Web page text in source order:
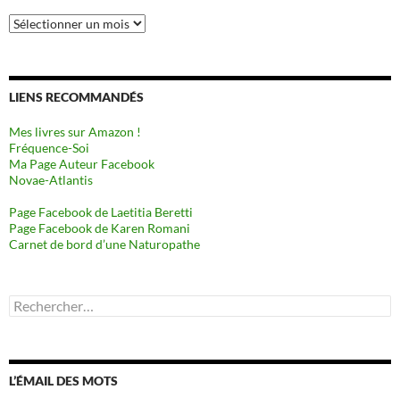
Archives
LIENS RECOMMANDÉS
Mes livres sur Amazon !
Fréquence-Soi
Ma Page Auteur Facebook
Novae-Atlantis
Page Facebook de Laetitia Beretti
Page Facebook de Karen Romani
Carnet de bord d’une Naturopathe
Rechercher :
L’ÉMAIL DES MOTS